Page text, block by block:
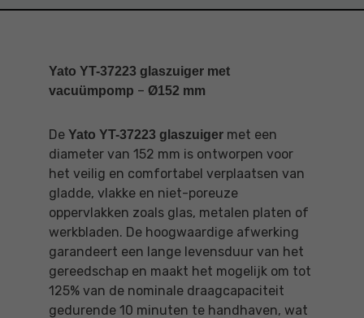
Yato YT-37223 glaszuiger met
vacuümpomp – Ø152 mm
De Yato YT-37223 glaszuiger met een
diameter van 152 mm is ontworpen voor
het veilig en comfortabel verplaatsen van
gladde, vlakke en niet-poreuze
oppervlakken zoals glas, metalen platen of
werkbladen. De hoogwaardige afwerking
garandeert een lange levensduur van het
gereedschap en maakt het mogelijk om tot
125% van de nominale draagcapaciteit
gedurende 10 minuten te handhaven, wat